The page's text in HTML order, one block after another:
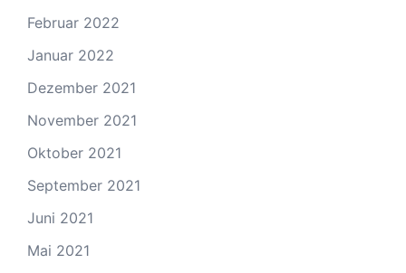
Februar 2022
Januar 2022
Dezember 2021
November 2021
Oktober 2021
September 2021
Juni 2021
Mai 2021